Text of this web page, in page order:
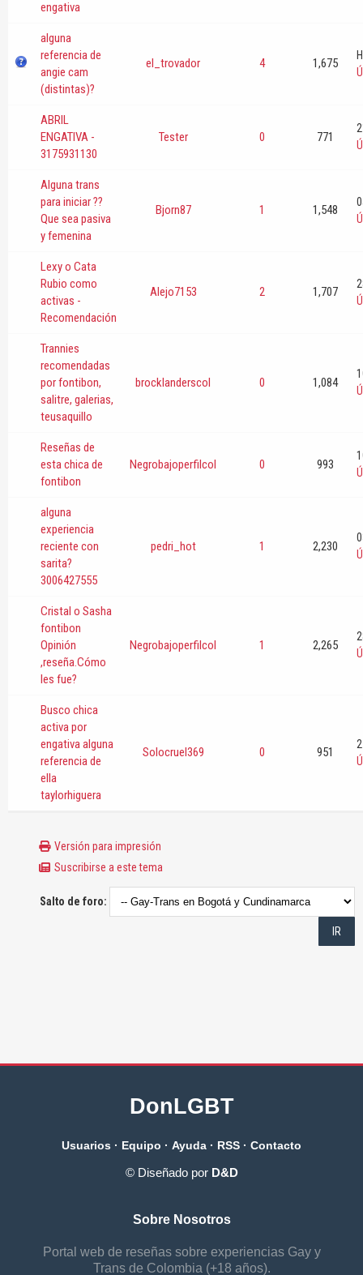
engativa
alguna
referencia de
angie cam
(distintas)?
el_trovador 4 1,675
ABRIL
ENGATIVA -
3175931130
Tester 0 771
Alguna trans
para iniciar ??
Que sea pasiva
y femenina
Bjorn87 1 1,548
Lexy o Cata
Rubio como
activas -
Recomendación
Alejo7153 2 1,707
Trannies
recomendadas
por fontibon,
salitre, galerias,
teusaquillo
brocklanderscol 0 1,084
Reseñas de
esta chica de
fontibon
Negrobajoperfilcol 0 993
alguna
experiencia
reciente con
sarita?
3006427555
pedri_hot 1 2,230
Cristal o Sasha
fontibon
Opinión
,reseña.Cómo
les fue?
Negrobajoperfilcol 1 2,265
Busco chica
activa por
engativa alguna
referencia de
ella
taylorhiguera
Solocruel369 0 951
Versión para impresión
Suscribirse a este tema
Salto de foro:
DonLGBT
Usuarios · Equipo · Ayuda · RSS · Contacto
© Diseñado por D&D
Sobre Nosotros
Portal web de reseñas sobre experiencias Gay y
Trans de Colombia (+18 años).